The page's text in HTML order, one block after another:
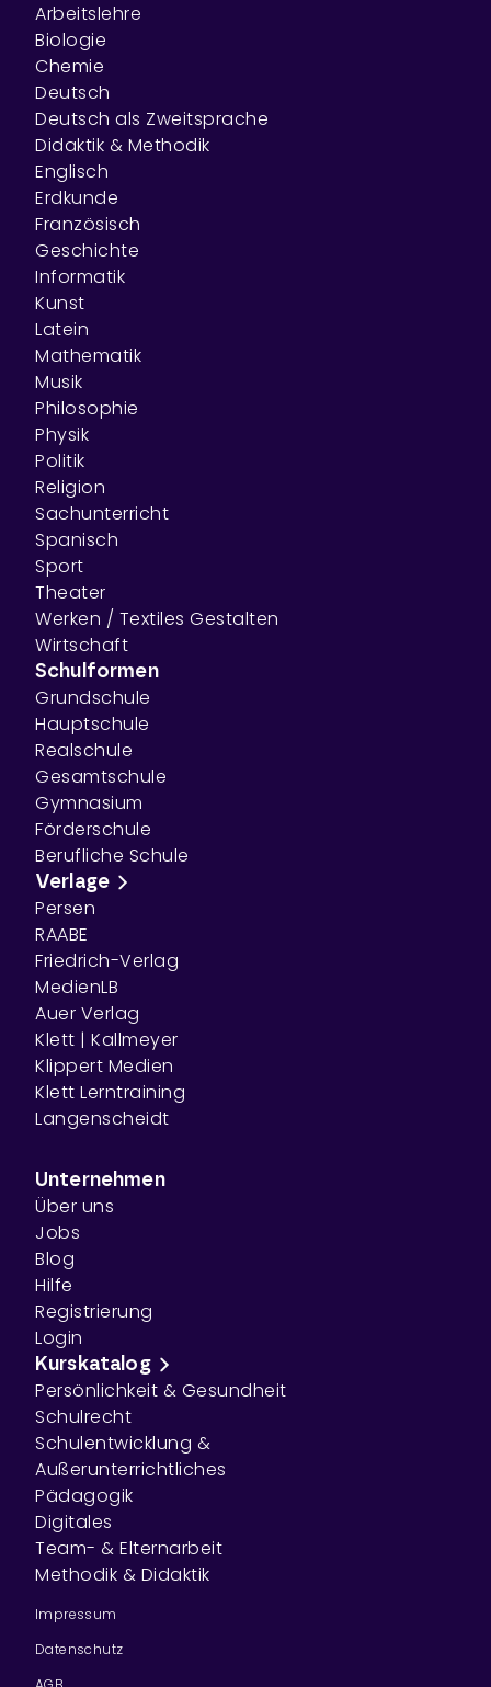
Arbeitslehre
Biologie
Chemie
Deutsch
Deutsch als Zweitsprache
Didaktik & Methodik
Englisch
Erdkunde
Französisch
Geschichte
Informatik
Kunst
Latein
Mathematik
Musik
Philosophie
Physik
Politik
Religion
Sachunterricht
Spanisch
Sport
Theater
Werken / Textiles Gestalten
Wirtschaft
Schulformen
Grundschule
Hauptschule
Realschule
Gesamtschule
Gymnasium
Förderschule
Berufliche Schule
Verlage
Persen
RAABE
Friedrich-Verlag
MedienLB
Auer Verlag
Klett | Kallmeyer
Klippert Medien
Klett Lerntraining
Langenscheidt
Unternehmen
Über uns
Jobs
Blog
Hilfe
Registrierung
Login
Kurskatalog
Persönlichkeit & Gesundheit
Schulrecht
Schulentwicklung &
Außerunterrichtliches
Pädagogik
Digitales
Team- & Elternarbeit
Methodik & Didaktik
Impressum
Datenschutz